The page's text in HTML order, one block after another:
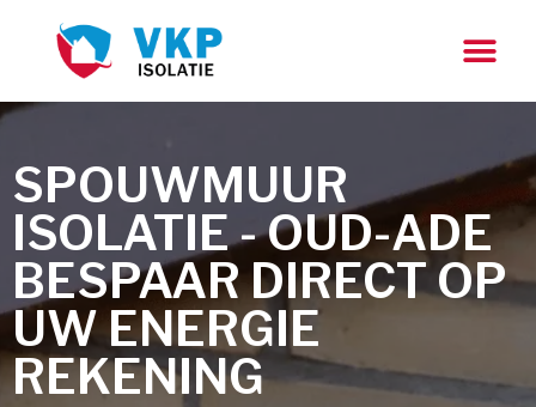
SPOUWMUUR
ISOLATIE - OUD-ADE
BESPAAR DIRECT OP
UW ENERGIE
REKENING